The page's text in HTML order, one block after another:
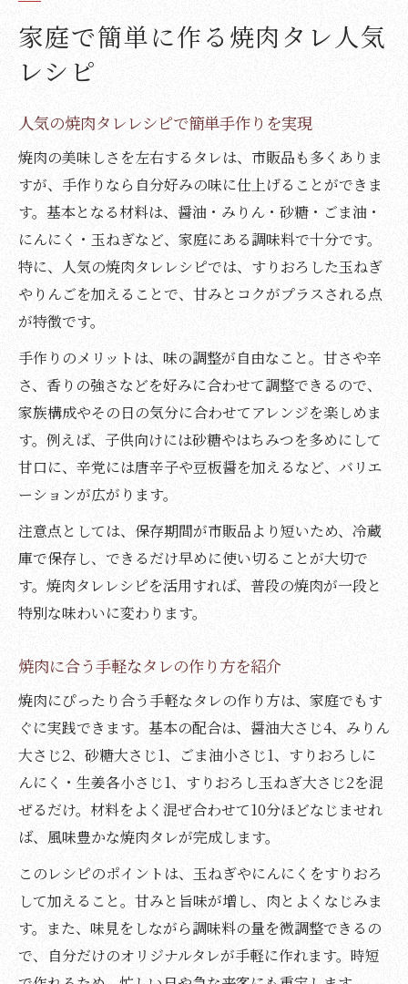
家庭で簡単に作る焼肉タレ人気
レシピ
人気の焼肉タレレシピで簡単手作りを実現
焼肉の美味しさを左右するタレは、市販品も多くありま
すが、手作りなら自分好みの味に仕上げることができま
す。基本となる材料は、醤油・みりん・砂糖・ごま油・
にんにく・玉ねぎなど、家庭にある調味料で十分です。
特に、人気の焼肉タレレシピでは、すりおろした玉ねぎ
やりんごを加えることで、甘みとコクがプラスされる点
が特徴です。
手作りのメリットは、味の調整が自由なこと。甘さや辛
さ、香りの強さなどを好みに合わせて調整できるので、
家族構成やその日の気分に合わせてアレンジを楽しめま
す。例えば、子供向けには砂糖やはちみつを多めにして
甘口に、辛党には唐辛子や豆板醤を加えるなど、バリエ
ーションが広がります。
注意点としては、保存期間が市販品より短いため、冷蔵
庫で保存し、できるだけ早めに使い切ることが大切で
す。焼肉タレレシピを活用すれば、普段の焼肉が一段と
特別な味わいに変わります。
焼肉に合う手軽なタレの作り方を紹介
焼肉にぴったり合う手軽なタレの作り方は、家庭でもす
ぐに実践できます。基本の配合は、醤油大さじ4、みりん
大さじ2、砂糖大さじ1、ごま油小さじ1、すりおろしに
んにく・生姜各小さじ1、すりおろし玉ねぎ大さじ2を混
ぜるだけ。材料をよく混ぜ合わせて10分ほどなじませれ
ば、風味豊かな焼肉タレが完成します。
このレシピのポイントは、玉ねぎやにんにくをすりおろ
して加えること。甘みと旨味が増し、肉とよくなじみま
す。また、味見をしながら調味料の量を微調整できるの
で、自分だけのオリジナルタレが手軽に作れます。時短